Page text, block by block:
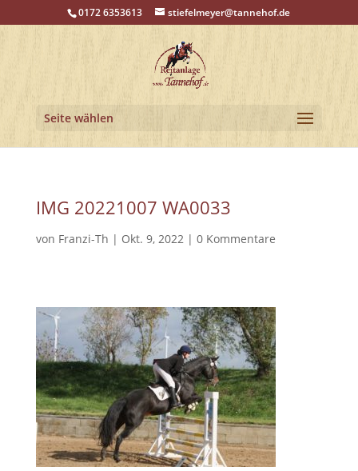
0172 6353613 stiefelmeyer@tannehof.de
Seite wählen
IMG 20221007 WA0033
von Franzi-Th | Okt. 9, 2022| 0 Kommentare